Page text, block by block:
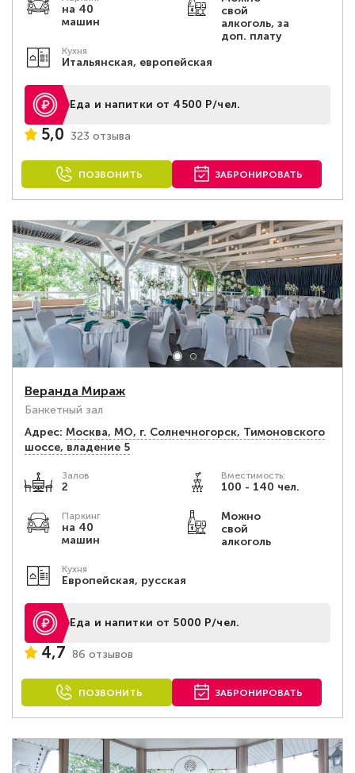
на 40
машин
свой
алкоголь, за
доп. плату
Кухня
Итальянская, европейская
Еда и напитки от 4500 Р/чел.
5,0 323 отзыва
ПОЗВОНИТЬ ЗАБРОНИРОВАТЬ
Веранда Мираж
Банкетный зал
Адрес: Москва, МО, г. Солнечногорск, Тимоновского
шоссе, владение 5
Залов
2
Вместимость:
100 - 140 чел.
Паркинг
на 40
машин
Можно
свой
алкоголь
Кухня
Европейская, русская
Еда и напитки от 5000 Р/чел.
4,7 86 отзывов
ПОЗВОНИТЬ ЗАБРОНИРОВАТЬ